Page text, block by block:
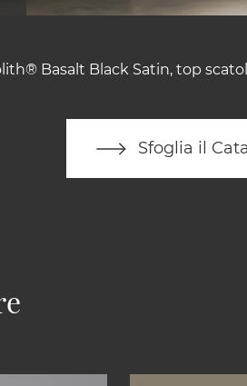
Basalt Black Satin, top
Sfoglia il